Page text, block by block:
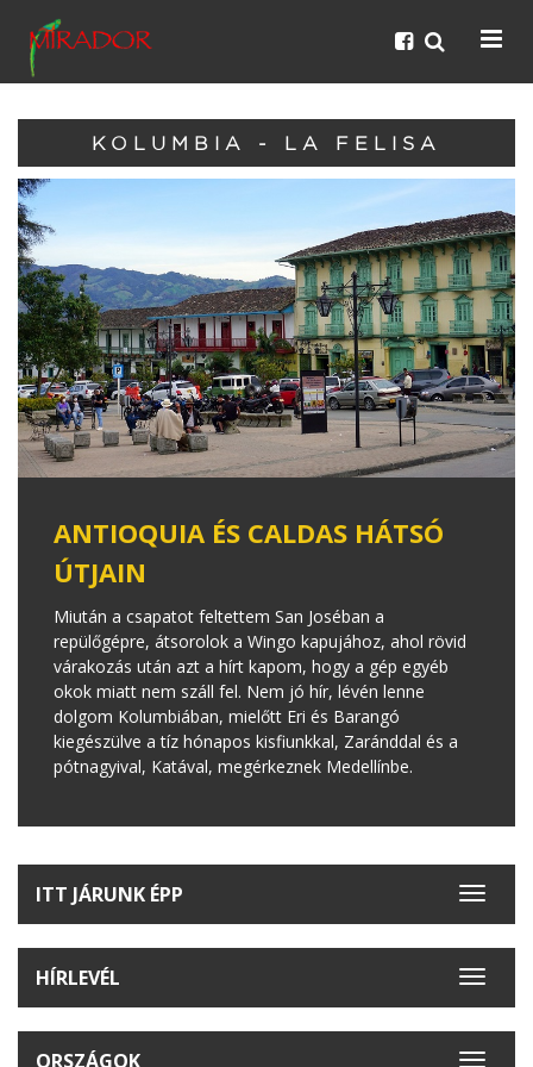
KOLUMBIA - LA FELISA
ANTIOQUIA ÉS CALDAS HÁTSÓ
ÚTJAIN
Miután a csapatot feltettem San Joséban a
repülőgépre, átsorolok a Wingo kapujához, ahol rövid
várakozás után azt a hírt kapom, hogy a gép egyéb
okok miatt nem száll fel. Nem jó hír, lévén lenne
dolgom Kolumbiában, mielőtt Eri és Barangó
kiegészülve a tíz hónapos kisfiunkkal, Zaránddal és a
pótnagyival, Katával, megérkeznek Medellínbe.
Toggle
ITT JÁRUNK ÉPP
Toggle
HÍRLEVÉL
ORSZÁGOK